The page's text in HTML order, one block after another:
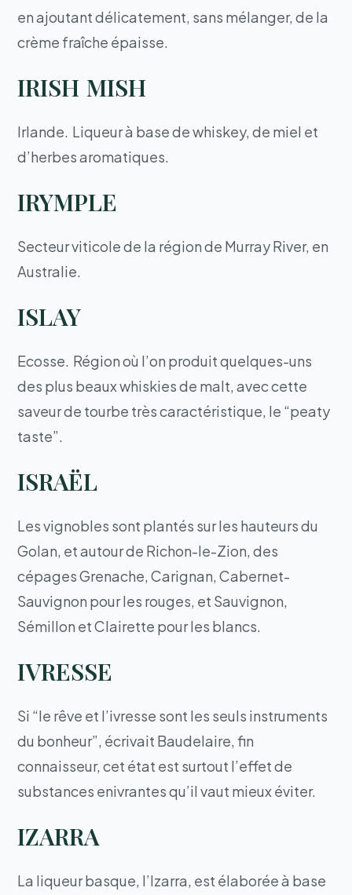
en ajoutant délicatement, sans mélanger, de la
crème fraîche épaisse.
IRISH MISH
Irlande. Liqueur à base de whiskey, de miel et
d’herbes aromatiques.
IRYMPLE
Secteur viticole de la région de Murray River, en
Australie.
ISLAY
Ecosse. Région où l’on produit quelques-uns
des plus beaux whiskies de malt, avec cette
saveur de tourbe très caractéristique, le “peaty
taste”.
ISRAËL
Les vignobles sont plantés sur les hauteurs du
Golan, et autour de Richon-le-Zion, des
cépages Grenache, Carignan, Cabernet-
Sauvignon pour les rouges, et Sauvignon,
Sémillon et Clairette pour les blancs.
IVRESSE
Si “le rêve et l’ivresse sont les seuls instruments
du bonheur”, écrivait Baudelaire, fin
connaisseur, cet état est surtout l’effet de
substances enivrantes qu’il vaut mieux éviter.
IZARRA
La liqueur basque, l’Izarra, est élaborée à base